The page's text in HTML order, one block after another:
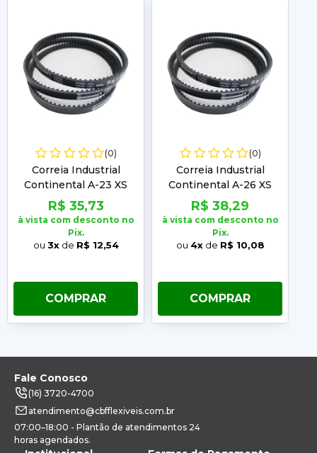
(0)
Correia Industrial
Continental A-23 XS
R$ 35,73
à vista com desconto no
Pix.
ou 3xde R$ 12,54
COMPRAR
(0)
Correia Industrial
Continental A-26 XS
R$ 38,29
à vista com desconto no
Pix.
ou 4xde R$ 10,08
COMPRAR
Fale Conosco
(16) 3720-4700
atendimento@cbfflexiveis.com.br
07:00–18:00 - Plantão de atendimentos 24
horas agendados.